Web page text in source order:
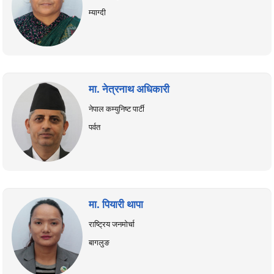
म्याग्दी
मा. नेत्रनाथ अधिकारी
नेपाल कम्युनिष्ट पार्टी
पर्वत
मा. पियारी थापा
राष्ट्रिय जनमोर्चा
बागलुङ